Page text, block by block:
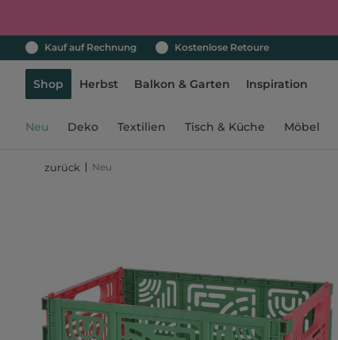
Kauf auf Rechnung Kostenlose Retoure
Shop Herbst Balkon & Garten Inspiration
Neu Deko Textilien Tisch & Küche Möbel
zurück Neu